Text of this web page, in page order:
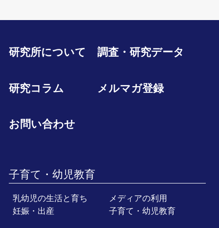
研究所について 調査・研究データ
研究コラム メルマガ登録
お問い合わせ
子育て・幼児教育
乳幼児の生活と育ち
メディアの利用
妊娠・出産
子育て・幼児教育